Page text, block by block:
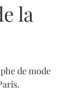
la
de mode